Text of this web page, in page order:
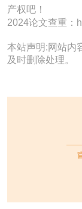
产权吧！
2024论文查重：
本站声明:网站内
及时删除处理。